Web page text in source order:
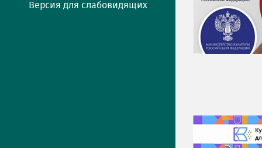
Версия для слабовидящих